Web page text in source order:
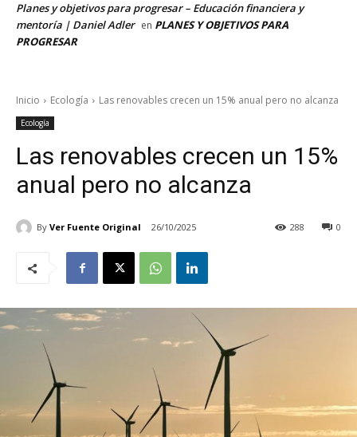
Planes y objetivos para progresar – Educación financiera y
mentoría | Daniel Adler en PLANES Y OBJETIVOS PARA
PROGRESAR